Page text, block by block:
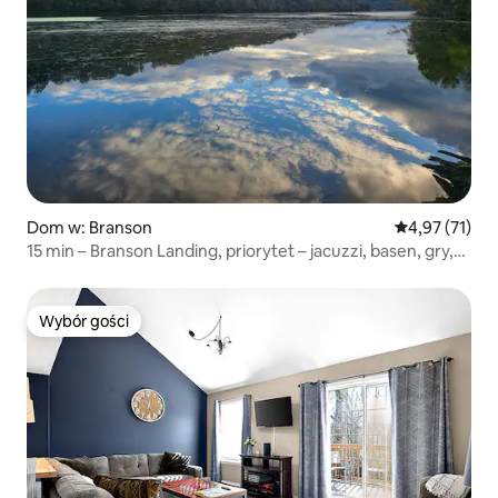
Dom w: Branson Średnia
4,97 (71)
15 min – Branson Landing, priorytet – jacuzzi, basen, gry,
Wybór gości
Wybór gości